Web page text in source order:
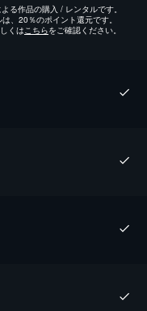
る作品の購入 / レンタルです。
、20％のポイント還元です。
くはこちらをご確認ください。